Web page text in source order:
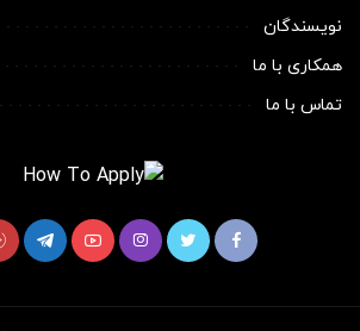
نویسندگان
همکاری با ما
تماس با ما